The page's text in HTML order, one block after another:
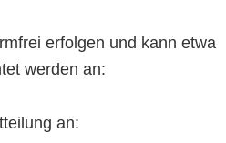
erfolgen und kann etwa
werden an:
an: